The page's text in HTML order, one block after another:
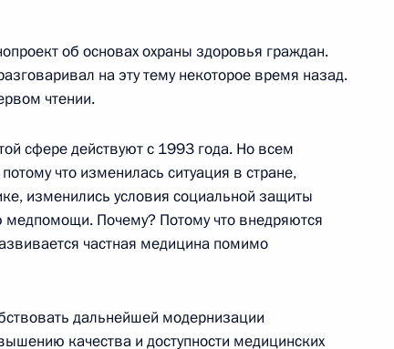
атомных подводных
об основах охраны здоровья граждан.
на эту тему некоторое время назад.
чтении.
сфере действуют с 1993 года. Но всем
что изменилась ситуация в стране,
изменились условия социальной защиты
Почему? Потому что внедряются
частная медицина помимо
дальнейшей модернизации
качества и доступности медицинских